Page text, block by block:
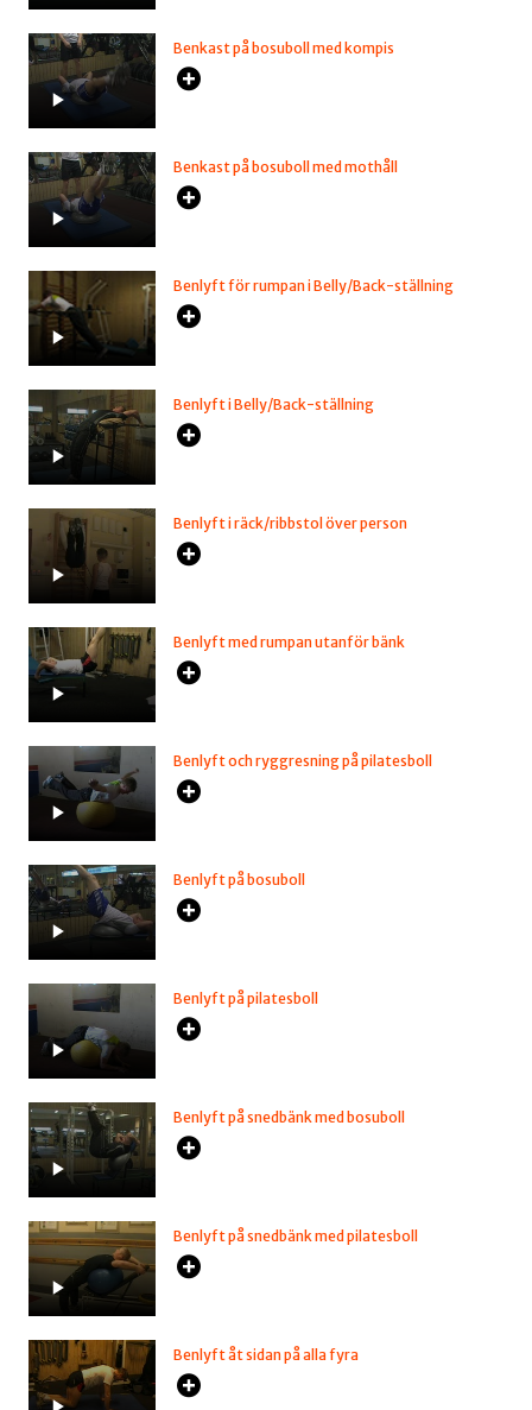
Benkast på bosuboll med kompis
Benkast på bosuboll med mothåll
Benlyft för rumpan i Belly/Back-ställning
Benlyft i Belly/Back-ställning
Benlyft i räck/ribbstol över person
Benlyft med rumpan utanför bänk
Benlyft och ryggresning på pilatesboll
Benlyft på bosuboll
Benlyft på pilatesboll
Benlyft på snedbänk med bosuboll
Benlyft på snedbänk med pilatesboll
Benlyft åt sidan på alla fyra